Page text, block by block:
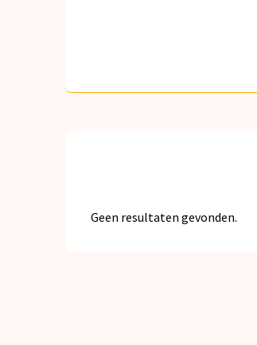
Geen resultaten gevonden.